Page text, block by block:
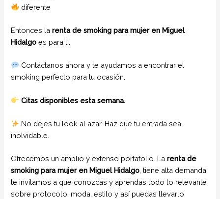
diferente
Entonces larenta de smoking para mujer en Miguel
Hidalgo es para ti.
Contáctanos ahora y te ayudamos a encontrar el
smoking perfecto para tu ocasión.
Citas disponibles esta semana.
No dejes tu look al azar. Haz que tu entrada sea
inolvidable.
Ofrecemos un amplio y extenso portafolio. Larenta de
smoking para mujer en Miguel Hidalgo , tiene alta demanda,
te invitamos a que conozcas y aprendas todo lo relevante
sobre protocolo, moda, estilo y así puedas llevarlo